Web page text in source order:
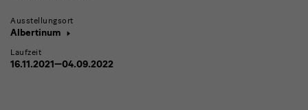
Ausstellungsort
Albertinum
Laufzeit
16.11.2021—04.09.2022